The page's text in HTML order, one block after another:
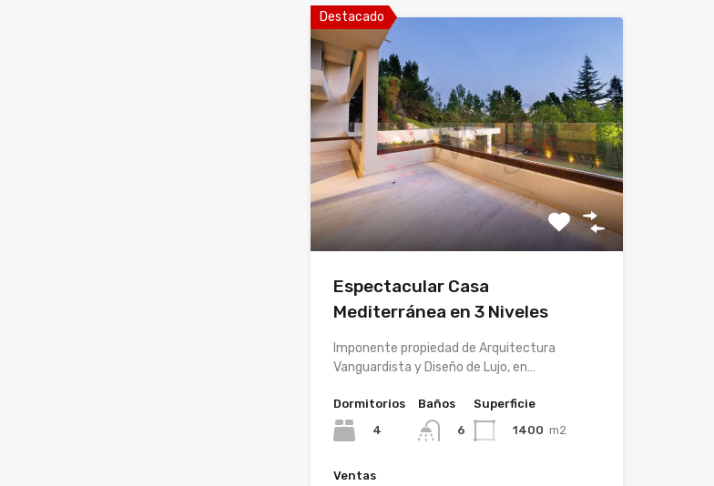
Destacado
Espectacular Casa
Mediterránea en 3 Niveles
Imponente propiedad de Arquitectura
Vanguardista y Diseño de Lujo, en…
Dormitorios
4
Baños
6
Superficie
1400 m2
Ventas